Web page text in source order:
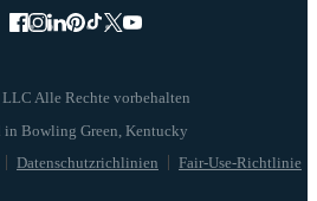
Alle Rechte vorbehalten
Datenschutzrichlinien Fair-Use-Richtlinie